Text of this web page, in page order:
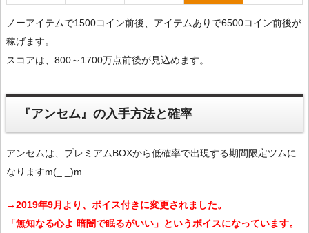
ノーアイテムで1500コイン前後、アイテムありで6500コイン前後が
稼げます。
スコアは、800～1700万点前後が見込めます。
『アンセム』の入手方法と確率
アンセムは、プレミアムBOXから低確率で出現する期間限定ツムに
なりますm(_ _)m
→2019年9月より、ボイス付きに変更されました。
「無知なる心よ 暗闇で眠るがいい」というボイスになっています。